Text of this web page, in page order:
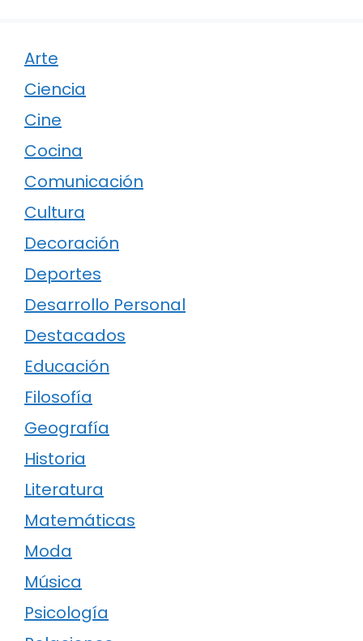
Arte
Ciencia
Cine
Cocina
Comunicación
Cultura
Decoración
Deportes
Desarrollo Personal
Destacados
Educación
Filosofía
Geografía
Historia
Literatura
Matemáticas
Moda
Música
Psicología